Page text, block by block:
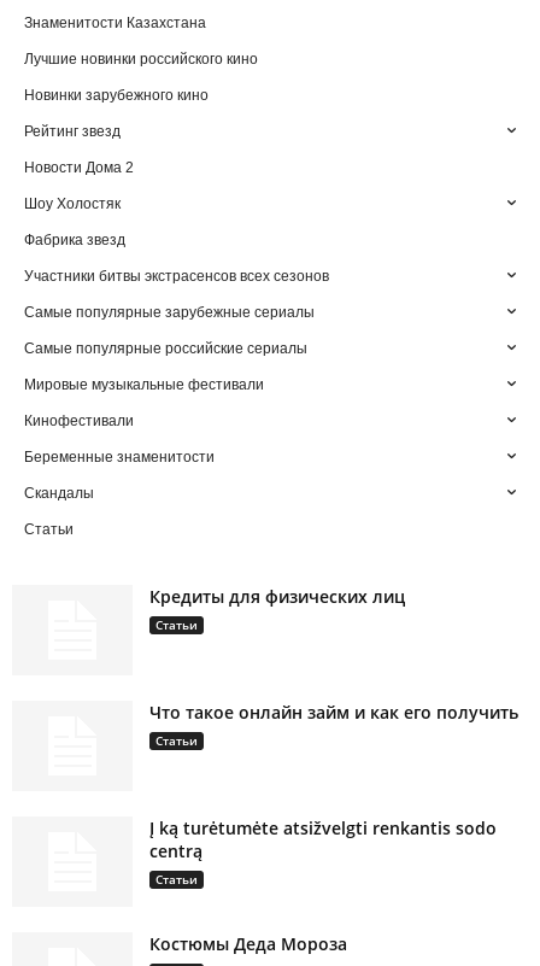
Знаменитости Казахстана
Лучшие новинки российского кино
Новинки зарубежного кино
Рейтинг звезд
Новости Дома 2
Шоу Холостяк
Фабрика звезд
Участники битвы экстрасенсов всех сезонов
Самые популярные зарубежные сериалы
Самые популярные российские сериалы
Мировые музыкальные фестивали
Кинофестивали
Беременные знаменитости
Скандалы
Статьи
Кредиты для физических лиц
Статьи
Что такое онлайн займ и как его получить
Статьи
Į ką turėtumėte atsižvelgti renkantis sodo
centrą
Статьи
Костюмы Деда Мороза